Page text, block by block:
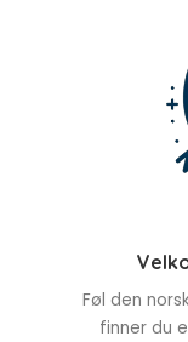
Føl den
finner du